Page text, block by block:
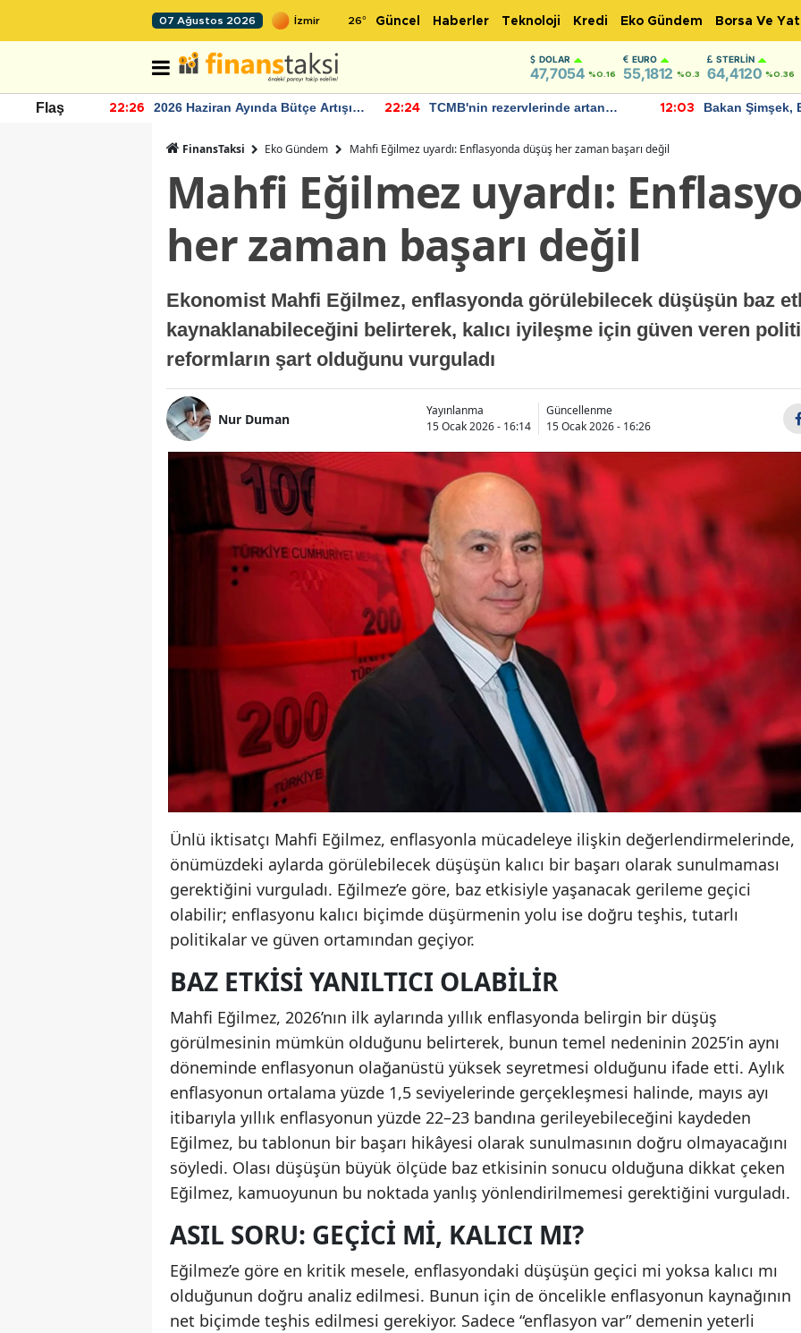
07 Ağustos 2026 26° Güncel Haberler Teknoloji Kredi Eko Gündem Borsa Ve
DOLAR
47,7054 %0.16
EURO
55,1812 %0.3
STERLIN
64,4120 %0.36
Flaş 22:26
2026 Haziran Ayında Bütçe Artışı
22:24
TCMB'nin rezervlerinde artan
12:03
Bakan Şimşek,
FinansTaksi Eko Gündem Mahfi Eğilmez uyardı: Enflasyonda düşüş her zaman başarı değil
Mahfi Eğilmez uyardı:
her zaman başarı değil
Ekonomist Mahfi Eğilmez, enflasyonda görülebilecek düşüşün baz
kaynaklanabileceğini belirterek, kalıcı iyileşme için güven veren
reformların şart olduğunu vurguladı
Nur Duman
Yayınlanma
15 Ocak 2026 - 16:14
Güncellenme
15 Ocak 2026 - 16:26
Ünlü iktisatçı Mahfi Eğilmez, enflasyonla mücadeleye ilişkin değerlendirmelerinde,
önümüzdeki aylarda görülebilecek düşüşün kalıcı bir başarı olarak sunulmaması
gerektiğini vurguladı. Eğilmez’e göre, baz etkisiyle yaşanacak gerileme geçici
olabilir; enflasyonu kalıcı biçimde düşürmenin yolu ise doğru teşhis, tutarlı
politikalar ve güven ortamından geçiyor.
BAZ ETKISI YANILTICI OLABILIR
Mahfi Eğilmez, 2026’nın ilk aylarında yıllık enflasyonda belirgin bir düşüş
görülmesinin mümkün olduğunu belirterek, bunun temel nedeninin 2025’in aynı
döneminde enflasyonun olağanüstü yüksek seyretmesi olduğunu ifade etti. Aylık
enflasyonun ortalama yüzde 1,5 seviyelerinde gerçekleşmesi halinde, mayıs ayı
itibarıyla yıllık enflasyonun yüzde 22–23 bandına gerileyebileceğini kaydeden
Eğilmez, bu tablonun bir başarı hikâyesi olarak sunulmasının doğru olmayacağını
söyledi. Olası düşüşün büyük ölçüde baz etkisinin sonucu olduğuna dikkat çeken
Eğilmez, kamuoyunun bu noktada yanlış yönlendirilmemesi gerektiğini vurguladı.
ASIL SORU: GEÇICI MI, KALICI MI?
Eğilmez’e göre en kritik mesele, enflasyondaki düşüşün geçici mi yoksa kalıcı mı
olduğunun doğru analiz edilmesi. Bunun için de öncelikle enflasyonun kaynağının
net biçimde teşhis edilmesi gerekiyor. Sadece “enflasyon var” demenin yeterli